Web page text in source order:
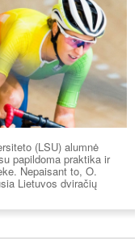
(LSU) alumnė
papildoma praktika ir
Nepaisant to, O.
Lietuvos dviračių